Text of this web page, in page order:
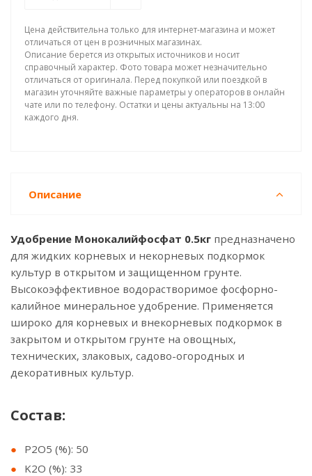
Цена действительна только для интернет-магазина и может
отличаться от цен в розничных магазинах.
Описание берется из открытых источников и носит
справочный характер. Фото товара может незначительно
отличаться от оригинала. Перед покупкой или поездкой в
магазин уточняйте важные параметры у операторов в онлайн
чате или по телефону. Остатки и цены актуальны на 13:00
каждого дня.
Описание
Удобрение Монокалийфосфат 0.5кг предназначено
для жидких корневых и некорневых подкормок
культур в открытом и защищенном грунте.
Высокоэффективное водорастворимое фосфорно-
калийное минеральное удобрение. Применяется
широко для корневых и внекорневых подкормок в
закрытом и открытом грунте на овощных,
технических, злаковых, садово-огородных и
декоративных культур.
Состав:
P2O5 (%): 50
K2O (%): 33